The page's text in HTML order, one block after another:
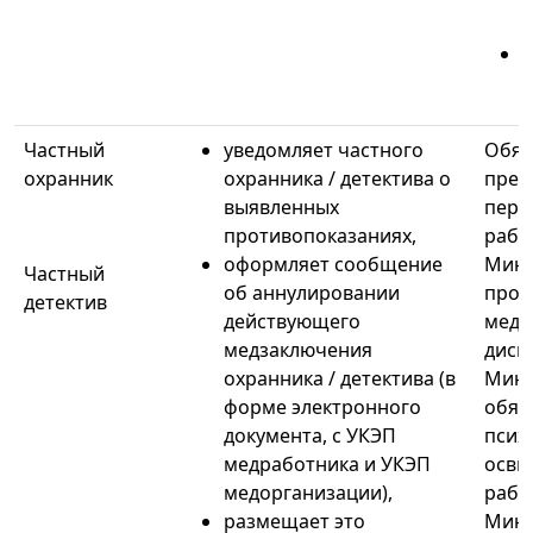
Частный
охранник
Частный
детектив
уведомляет частного
охранника / детектива о
выявленных
противопоказаниях,
оформляет сообщение
об аннулировании
действующего
медзаключения
охранника / детектива (в
форме электронного
документа, с УКЭП
медработника и УКЭП
медорганизации),
размещает это